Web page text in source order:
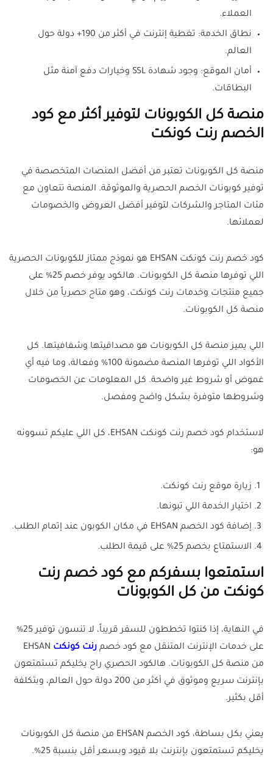
العملاء.
نطاق الخدمة: تغطية إنترنت في أكثر من 190+ دولة حول
العالم.
أمان الموقع: وجود شهادة SSL وخيارات دفع آمنة مثل
البطاقات.
منصة كل الكوبونات لتوفير أكثر مع كود
الخصم رنت كونكت
منصة كل الكوبونات تعتبر من أفضل المنصات المتخصصة في
توفير كوبونات الخصم الحصرية والموثوقة. المنصة تتعاون مع
مئات المتاجر والشركات لتوفير أفضل العروض والخصومات
لعملائها.
كود خصم رنت كونكت EHSAN هو نموذج ممتاز للكوبونات الحصرية
اللي توفرها منصة كل الكوبونات. هالكود يوفر خصم 25% على
جميع منتجات وخدمات رنت كونكت، وهو متاح حصرياً من خلال
منصة كل الكوبونات.
اللي يميز منصة كل الكوبونات هو مصداقيتها وشفافيتها. كل
الأكواد اللي توفرها المنصة مضمونة 100% وفعالة، وما فيه أي
غموض أو شروط غير واضحة. كل المعلومات عن الخصومات
وشروطها متوفرة بشكل واضح ومفصل.
لاستخدام كود خصم رنت كونكت EHSAN، كل اللي عليكم تسوونه
هو:
زيارة موقع رنت كونكت.
اختيار الخدمة اللي تبونها.
إضافة كود الخصم EHSAN في مكان الكوبون عند إتمام الطلب.
الاستمتاع بخصم 25% على قيمة الطلب.
استمتعوا بسفركم مع كود خصم رنت
كونكت من كل الكوبونات
في النهاية، إذا كنتوا تخططون للسفر قريباً، لا تنسون توفير 25%
على خدمات الإنترنت المتنقل مع كود خصم رنت كونكت EHSAN
من منصة كل الكوبونات. هالكود الحصري راح يخليكم تستمتعون
بإنترنت سريع وموثوق في أكثر من 200 دولة حول العالم، وبتكلفة
أقل بكثير.
يعني بكل بساطة، كود الخصم EHSAN من منصة كل الكوبونات
يخليكم تستمتعون بإنترنت بلا قيود وبسعر أقل بنسبة 25%.